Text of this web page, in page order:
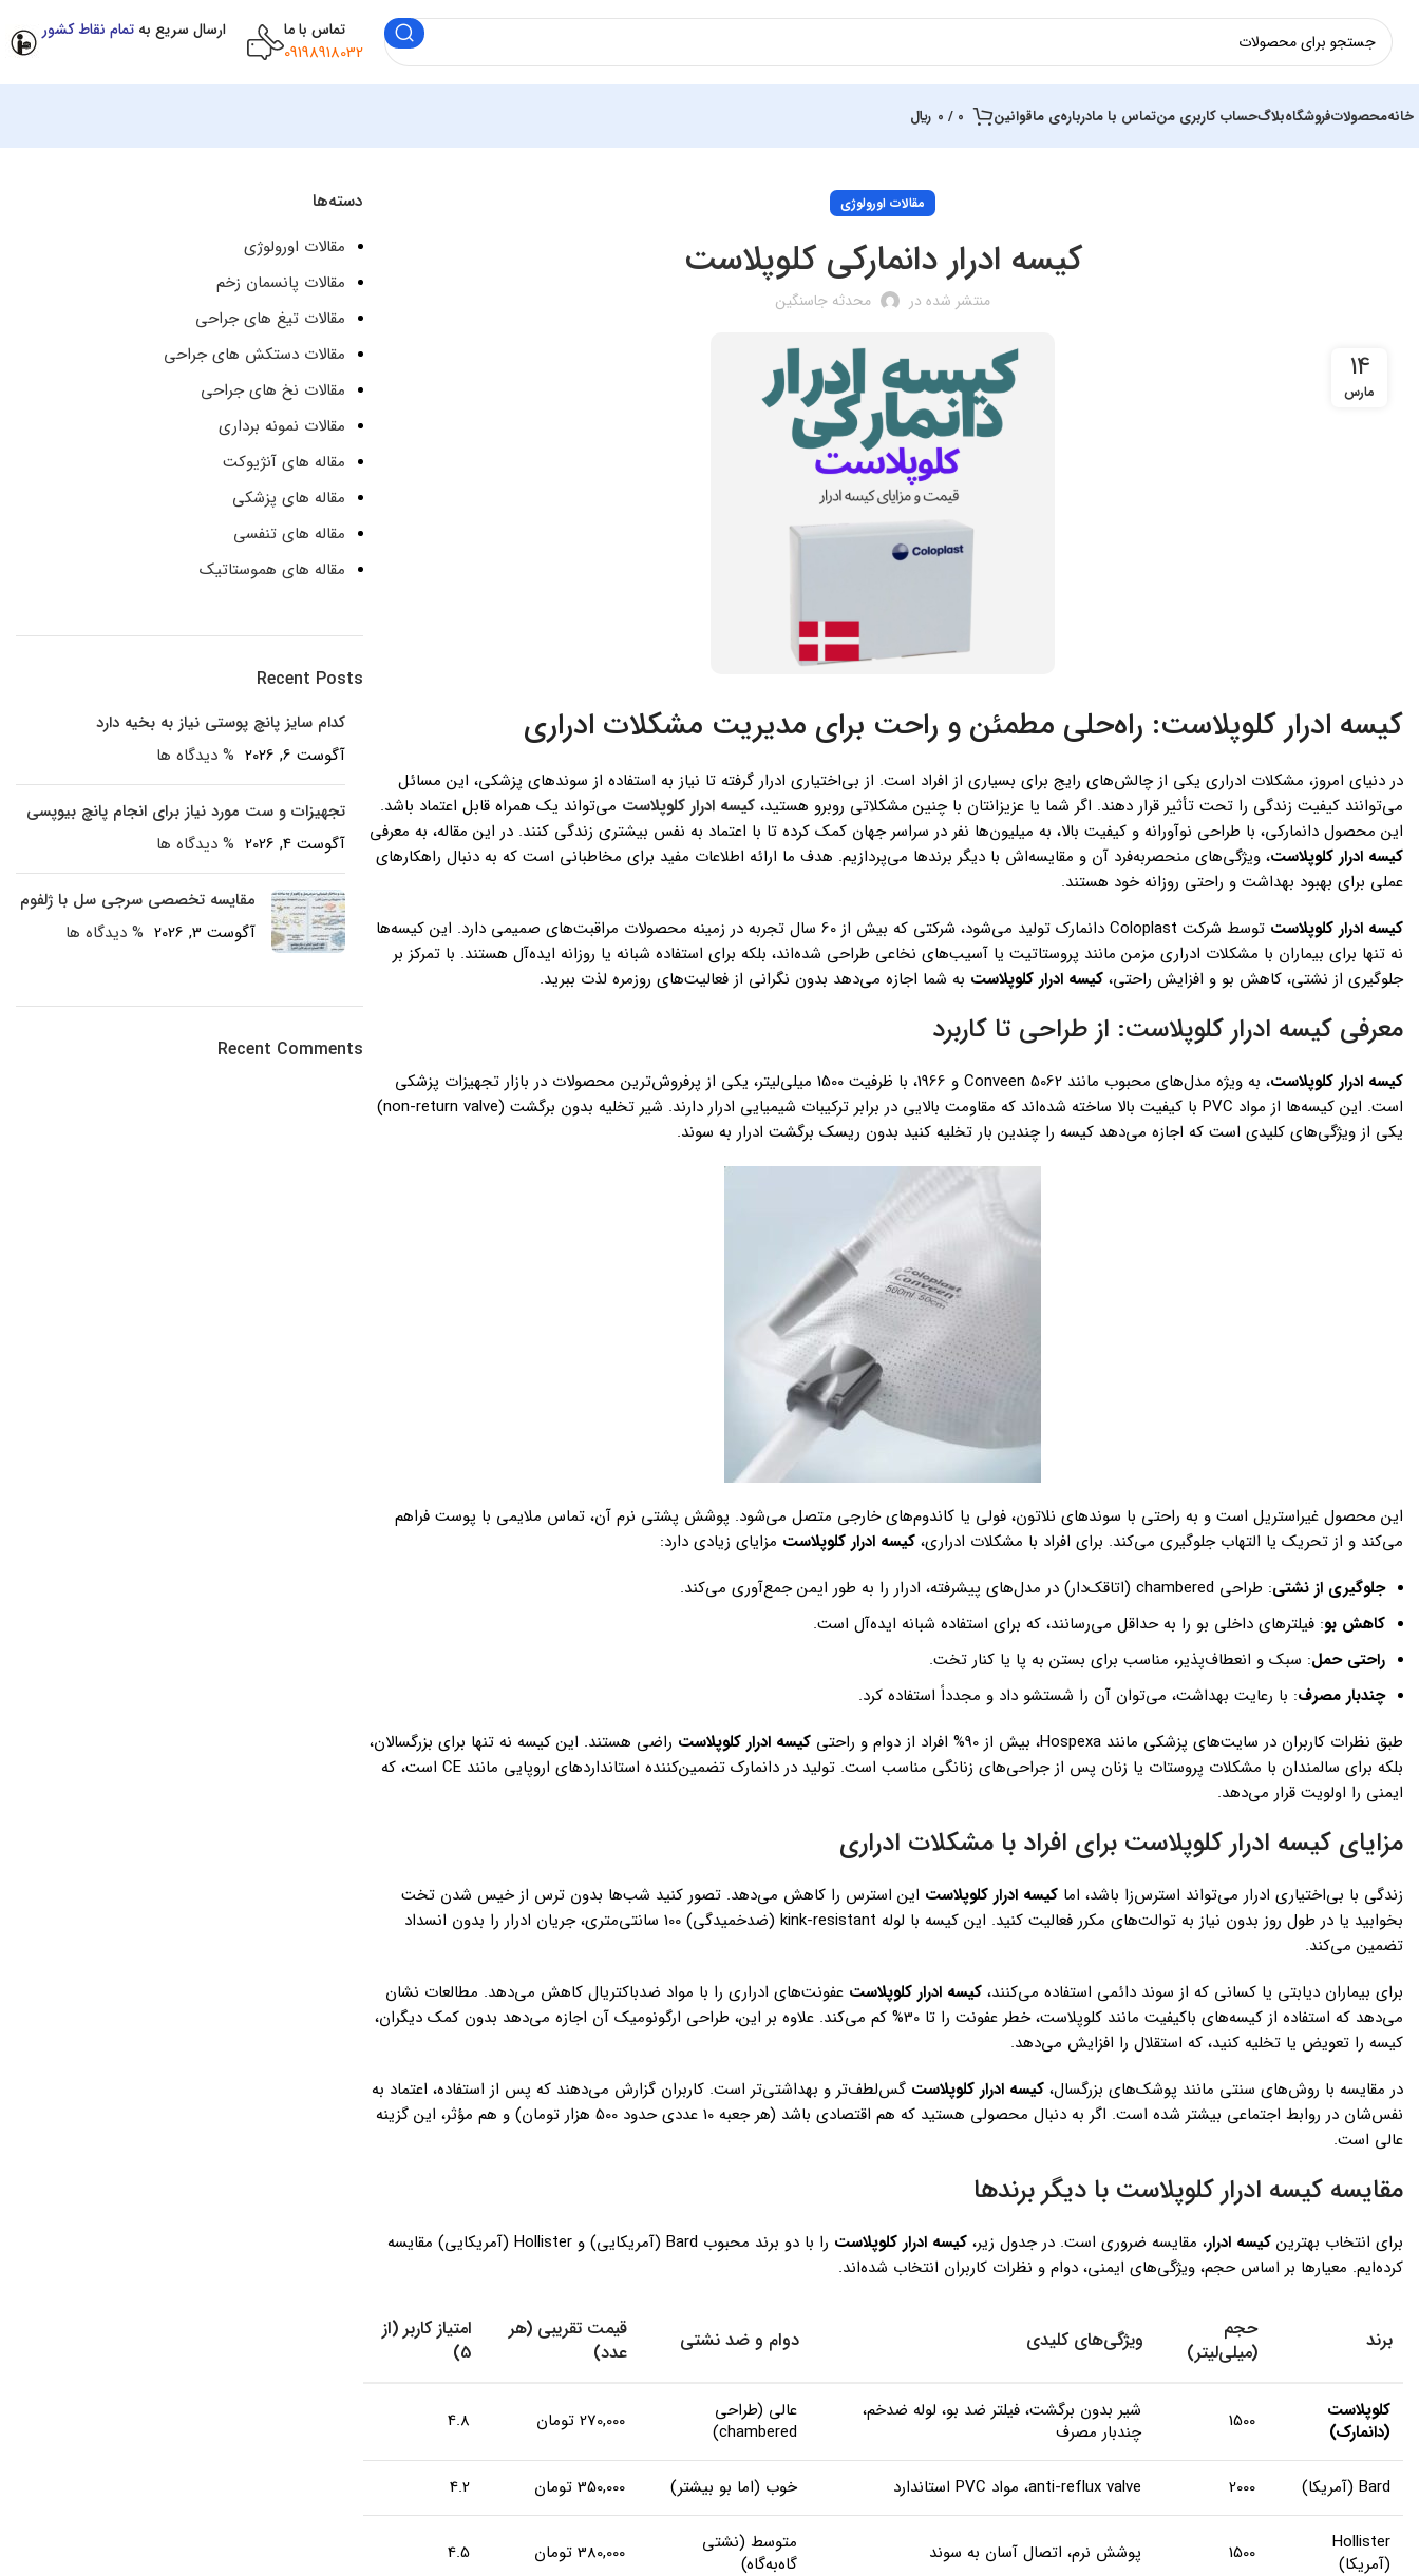
تماس با ما
09198918032
ارسال سریع به تمام نقاط کشور
خانهمحصولاتفروشگاهبلاگحساب کاربری منتماس با مادرباره‌ی ماقوانین 0
/ ﷼ 0
مقالات اورولوژی
کیسه ادرار دانمارکی کلوپلاست
منتشر شده در محدثه جاسنگین
14
مارس
کیسه ادرار کلوپلاست: راه‌حلی مطمئن و راحت برای مدیریت مشکلات ادراری
در دنیای امروز، مشکلات ادراری یکی از چالش‌های رایج برای بسیاری از افراد است. از بی‌اختیاری ادرار گرفته تا نیاز به استفاده از سوندهای پزشکی، این مسائل
می‌توانند کیفیت زندگی را تحت تأثیر قرار دهند. اگر شما یا عزیزانتان با چنین مشکلاتی روبرو هستید، کیسه ادرار کلوپلاست می‌تواند یک همراه قابل اعتماد باشد.
این محصول دانمارکی، با طراحی نوآورانه و کیفیت بالا، به میلیون‌ها نفر در سراسر جهان کمک کرده تا با اعتماد به نفس بیشتری زندگی کنند. در این مقاله، به معرفی
کیسه ادرار کلوپلاست، ویژگی‌های منحصربه‌فرد آن و مقایسه‌اش با دیگر برندها می‌پردازیم. هدف ما ارائه اطلاعات مفید برای مخاطبانی است که به دنبال راهکارهای
عملی برای بهبود بهداشت و راحتی روزانه خود هستند.
کیسه ادرار کلوپلاست
توسط شرکت Coloplast دانمارک تولید می‌شود، شرکتی که بیش از 60 سال تجربه در زمینه محصولات مراقبت‌های صمیمی دارد. این کیسه‌ها
نه تنها برای بیماران با مشکلات ادراری مزمن مانند پروستاتیت یا آسیب‌های نخاعی طراحی شده‌اند، بلکه برای استفاده شبانه یا روزانه ایده‌آل هستند. با تمرکز بر
جلوگیری از نشتی، کاهش بو و افزایش راحتی، کیسه ادرار کلوپلاست به شما اجازه می‌دهد بدون نگرانی از فعالیت‌های روزمره لذت ببرید.
معرفی کیسه ادرار کلوپلاست: از طراحی تا کاربرد
کیسه ادرار کلوپلاست
، به ویژه مدل‌های محبوب مانند Conveen 5062 و 1966، با ظرفیت 1500 میلی‌لیتر، یکی از پرفروش‌ترین محصولات در بازار تجهیزات پزشکی
است. این کیسه‌ها از مواد PVC با کیفیت بالا ساخته شده‌اند که مقاومت بالایی در برابر ترکیبات شیمیایی ادرار دارند. شیر تخلیه بدون برگشت (non-return valve)
یکی از ویژگی‌های کلیدی است که اجازه می‌دهد کیسه را چندین بار تخلیه کنید بدون ریسک برگشت ادرار به سوند.
این محصول غیراستریل است و به راحتی با سوندهای نلاتون، فولی یا کاندوم‌های خارجی متصل می‌شود. پوشش پشتی نرم آن، تماس ملایمی با پوست فراهم
می‌کند و از تحریک یا التهاب جلوگیری می‌کند. برای افراد با مشکلات ادراری، کیسه ادرار کلوپلاست مزایای زیادی دارد:
جلوگیری از نشتی: طراحی chambered (اتاقک‌دار) در مدل‌های پیشرفته، ادرار را به طور ایمن جمع‌آوری می‌کند.
کاهش بو: فیلترهای داخلی بو را به حداقل می‌رسانند، که برای استفاده شبانه ایده‌آل است.
راحتی حمل: سبک و انعطاف‌پذیر، مناسب برای بستن به پا یا کنار تخت.
چندبار مصرف: با رعایت بهداشت، می‌توان آن را شستشو داد و مجدداً استفاده کرد.
طبق نظرات کاربران در سایت‌های پزشکی مانند Hospexa، بیش از 90% افراد از دوام و راحتی
کیسه ادرار کلوپلاست راضی هستند. این کیسه نه تنها برای بزرگسالان،
بلکه برای سالمندان با مشکلات پروستات یا زنان پس از جراحی‌های زنانگی مناسب است. تولید در دانمارک تضمین‌کننده استانداردهای اروپایی مانند CE است، که
ایمنی را اولویت قرار می‌دهد.
مزایای کیسه ادرار کلوپلاست برای افراد با مشکلات ادراری
زندگی با بی‌اختیاری ادرار می‌تواند استرس‌زا باشد، اما کیسه ادرار کلوپلاست این استرس را کاهش می‌دهد. تصور کنید شب‌ها بدون ترس از خیس شدن تخت
بخوابید یا در طول روز بدون نیاز به توالت‌های مکرر فعالیت کنید. این کیسه با لوله kink-resistant (ضدخمیدگی) 100 سانتی‌متری، جریان ادرار را بدون انسداد
تضمین می‌کند.
برای بیماران دیابتی یا کسانی که از سوند دائمی استفاده می‌کنند، کیسه ادرار کلوپلاست عفونت‌های ادراری را با مواد ضدباکتریال کاهش می‌دهد. مطالعات نشان
می‌دهد که استفاده از کیسه‌های باکیفیت مانند کلوپلاست، خطر عفونت را تا 30% کم می‌کند. علاوه بر این، طراحی ارگونومیک آن اجازه می‌دهد بدون کمک دیگران،
کیسه را تعویض یا تخلیه کنید، که استقلال را افزایش می‌دهد.
در مقایسه با روش‌های سنتی مانند پوشک‌های بزرگسال، کیسه ادرار کلوپلاست گس‌لطف‌تر و بهداشتی‌تر است. کاربران گزارش می‌دهند که پس از استفاده، اعتماد به
نفس‌شان در روابط اجتماعی بیشتر شده است. اگر به دنبال محصولی هستید که هم اقتصادی باشد (هر جعبه 10 عددی حدود 500 هزار تومان) و هم مؤثر، این گزینه
عالی است.
مقایسه کیسه ادرار کلوپلاست با دیگر برندها
برای انتخاب بهترین کیسه ادرار، مقایسه ضروری است. در جدول زیر، کیسه ادرار کلوپلاست
را با دو برند محبوب Bard (آمریکایی) و Hollister (آمریکایی) مقایسه
کرده‌ایم. معیارها بر اساس حجم، ویژگی‌های ایمنی، دوام و نظرات کاربران انتخاب شده‌اند.
برند
حجم
(میلی‌لیتر)
ویژگی‌های کلیدی دوام و ضد نشتی
قیمت تقریبی (هر
عدد)
امتیاز کاربر (از
5)
کلوپلاست
(دانمارک)
1500
شیر بدون برگشت، فیلتر ضد بو، لوله ضدخم،
چندبار مصرف
عالی (طراحی
chambered)
270,000 تومان 4.8
Bard (آمریکا) 2000 anti-reflux valve، مواد PVC استاندارد خوب (اما بو بیشتر) 350,000 تومان 4.2
Hollister
(آمریکا)
1500 پوشش نرم، اتصال آسان به سوند
متوسط (نشتی
گاه‌به‌گاه)
380,000 تومان 4.5
دسته‌ها
مقالات اورولوژی
مقالات پانسمان زخم
مقالات تیغ های جراحی
مقالات دستکش های جراحی
مقالات نخ های جراحی
مقالات نمونه برداری
مقاله های آنژیوکت
مقاله های پزشکی
مقاله های تنفسی
مقاله های هموستاتیک
Recent Posts
کدام سایز پانچ پوستی نیاز به بخیه دارد
آگوست 6, 2026
% دیدگاه ها
تجهیزات و ست مورد نیاز برای انجام پانچ بیوپسی
آگوست 4, 2026
% دیدگاه ها
مقایسه تخصصی سرجی سل با ژلفوم
آگوست 3, 2026
% دیدگاه ها
Recent Comments